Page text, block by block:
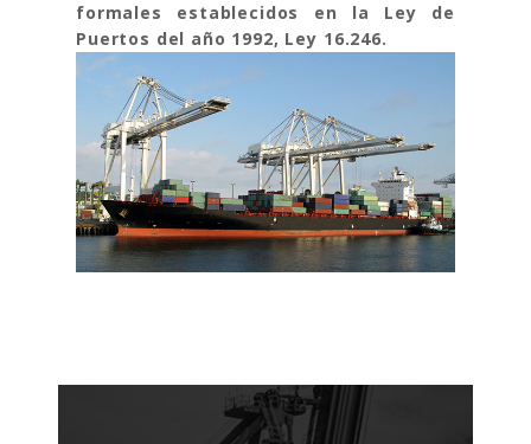
formales establecidos en la Ley de
Puertos del año 1992, Ley 16.246.